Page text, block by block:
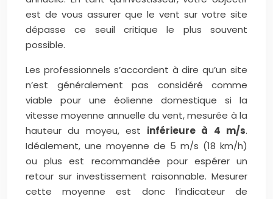
est de vous assurer que le vent sur votre site
dépasse ce seuil critique le plus souvent
possible.
Les professionnels s’accordent à dire qu’un site
n’est généralement pas considéré comme
viable pour une éolienne domestique si la
vitesse moyenne annuelle du vent, mesurée à la
hauteur du moyeu, est inférieure à 4 m/s.
Idéalement, une moyenne de 5 m/s (18 km/h)
ou plus est recommandée pour espérer un
retour sur investissement raisonnable. Mesurer
cette moyenne est donc l’indicateur de